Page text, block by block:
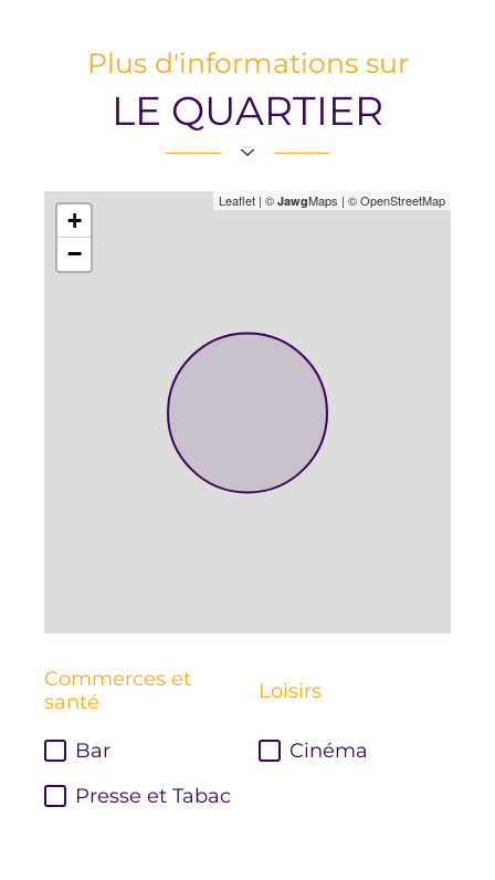
Plus d'informations sur
LE QUARTIER
+
−
Leaflet | © JawgMaps | © OpenStreetMap
Commerces et
santé
Bar
Presse et Tabac
Loisirs
Cinéma